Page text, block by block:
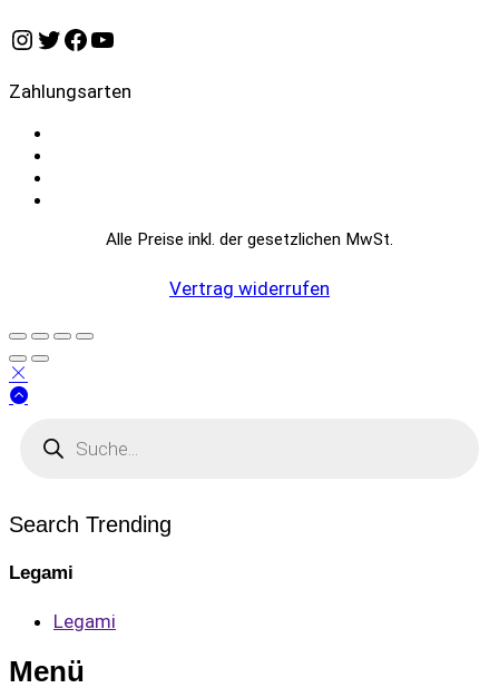
Instagram
Twitter
Facebook
YouTube
Zahlungsarten
Alle Preise inkl. der gesetzlichen MwSt.
Vertrag widerrufen
search
Search Trending
Legami
Legami
Menü